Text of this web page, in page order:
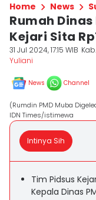
Home News
Rumah
Kejari Sita
31 Jul 2024, 17:15 WIB
Yuliani
News Channel
(Rumdin PMD Muba
IDN Times/istimewa
Intinya Sih
Tim Pidsus
Kepala Dinas